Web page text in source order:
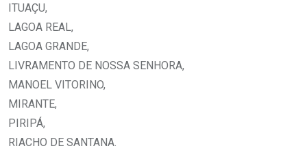
ITUAÇU,
LAGOA REAL,
LAGOA GRANDE,
LIVRAMENTO DE NOSSA SENHORA,
MANOEL VITORINO,
MIRANTE,
PIRIPÁ,
RIACHO DE SANTANA.